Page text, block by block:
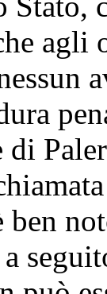
agli
ben